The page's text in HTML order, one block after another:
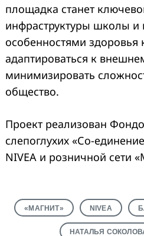
площадка станет
инфраструктуры школы и
особенностями здоровья
адаптироваться к
минимизировать
общество.
Проект реализован
слепоглухих «Со-
NIVEA и розничной сети
«МАГНИТ» NIVEA
НАТАЛЬЯ